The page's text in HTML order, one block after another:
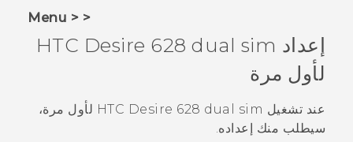
VIVERSE
البرامج + التطبيقات
الدعم
< < Menu
إعداد HTC Desire 628 dual sim
لأول مرة
عند تشغيل HTC Desire 628 dual sim لأول مرة،
سيطلب منك إعداده.